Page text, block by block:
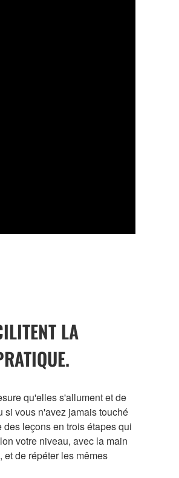
LA
qu'elles s'allument et de
si vous n'avez jamais touché
leçons en trois étapes qui
votre niveau, avec la main
de répéter les mêmes